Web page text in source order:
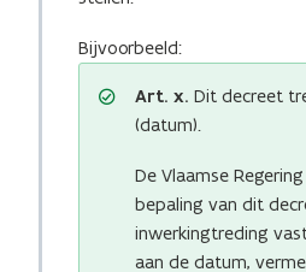
Bijvoorbeeld:
Art. x. Dit decreet
(datum).
De Vlaamse
bepaling van dit
inwerkingtreding
aan de datum,